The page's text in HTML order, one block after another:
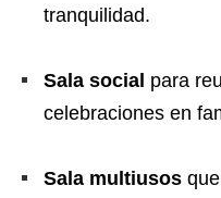
tranquilidad.
Sala social para
celebraciones en
Sala multiusos